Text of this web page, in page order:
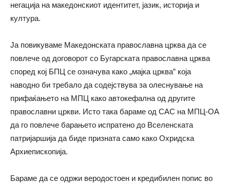
негација на македонскиот идентитет, јазик, историја и
култура.
Ја повикуваме Македонската православна црква да се
повлече од договорот со Бугарската православна црква
според кој БПЦ се означува како „мајка црква” која
наводно би требало да содејствува за олеснување на
прифаќањето на МПЦ како автокефална од другите
православни цркви. Исто така бараме од САС на МПЦ-ОА
да го повлече барањето испратено до Вселенската
патријаршија да биде призната само како Охридска
Архиепископија.
Бараме да се одржи веродостоен и кредибилен попис во